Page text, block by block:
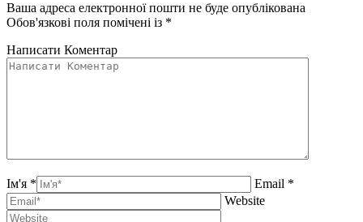
Ваша адреса електронної пошти не буде опублікована
Обов'язкові поля помічені із *
Написати Коментар
Ім'я *
Email *
Website